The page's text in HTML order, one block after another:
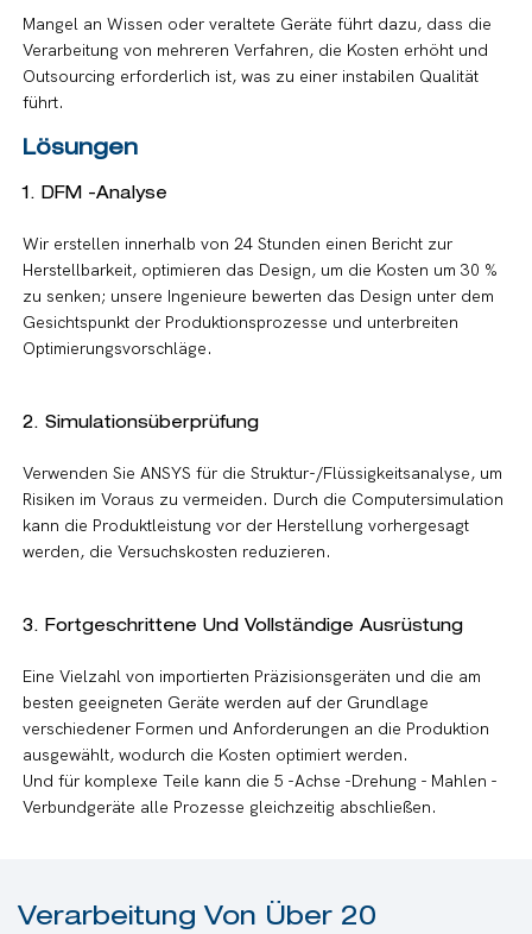
Mangel an Wissen oder veraltete Geräte führt dazu, dass die
Verarbeitung von mehreren Verfahren, die Kosten erhöht und
Outsourcing erforderlich ist, was zu einer instabilen Qualität
führt.
Lösungen
1. DFM -Analyse
Wir erstellen innerhalb von 24 Stunden einen Bericht zur
Herstellbarkeit, optimieren das Design, um die Kosten um 30 %
zu senken; unsere Ingenieure bewerten das Design unter dem
Gesichtspunkt der Produktionsprozesse und unterbreiten
Optimierungsvorschläge.
2. Simulationsüberprüfung
Verwenden Sie ANSYS für die Struktur-/Flüssigkeitsanalyse, um
Risiken im Voraus zu vermeiden. Durch die Computersimulation
kann die Produktleistung vor der Herstellung vorhergesagt
werden, die Versuchskosten reduzieren.
3. Fortgeschrittene Und Vollständige Ausrüstung
Eine Vielzahl von importierten Präzisionsgeräten und die am
besten geeigneten Geräte werden auf der Grundlage
verschiedener Formen und Anforderungen an die Produktion
ausgewählt, wodurch die Kosten optimiert werden.
Und für komplexe Teile kann die 5 -Achse -Drehung - Mahlen -
Verbundgeräte alle Prozesse gleichzeitig abschließen.
Verarbeitung Von Über 20